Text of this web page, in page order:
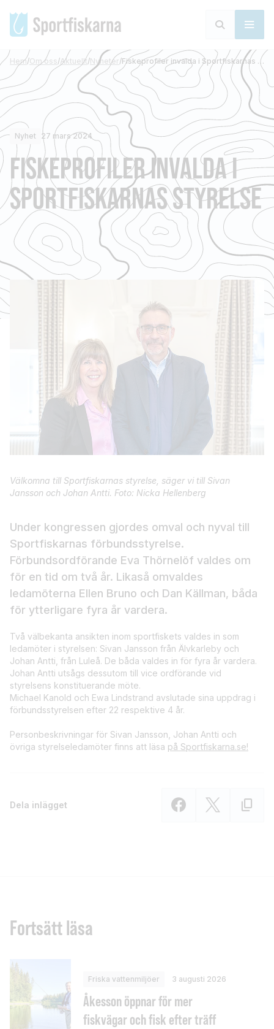
Hem/Om oss/Aktuellt/Nyheter/ Fiskeprofiler invalda i Sportfiskarnas styrelse
Nyhet 27 mars 2024
FISKEPROFILER INVALDA I
SPORTFISKARNAS STYRELSE
Välkomna till Sportfiskarnas styrelse, säger vi till Sivan
Jansson och Johan Antti. Foto: Nicka Hellenberg
Under kongressen gjordes omval och nyval till
Sportfiskarnas förbundsstyrelse.
Förbundsordförande Eva Thörnelöf valdes om
för en tid om två år. Likaså omvaldes
ledamöterna Ellen Bruno och Dan Källman, båda
för ytterligare fyra år vardera.
Två välbekanta ansikten inom sportfiskets valdes in som
ledamöter i styrelsen: Sivan Jansson från Älvkarleby och
Johan Antti, från Luleå. De båda valdes in för fyra år vardera.
Johan Antti utsågs dessutom till vice ordförande vid
styrelsens konstituerande möte.
Michael Kanold och Ewa Lindstrand avslutade sina uppdrag i
förbundsstyrelsen efter 22 respektive 4 år.
Personbeskrivningar för Sivan Jansson, Johan Antti och
övriga styrelseledamöter finns att läsa på Sportfiskarna.se!
Dela inlägget
Fortsätt läsa
Friska vattenmiljöer 3 augusti 2026
Åkesson öppnar för mer
fiskvägar och fisk efter träff